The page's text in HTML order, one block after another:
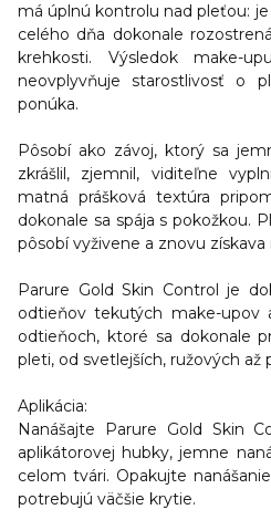
má úplnú kontrolu nad pleťou:
celého dňa dokonale
krehkosti. Výsledok make-
neovplyvňuje starostlivosť o
ponúka.
Pôsobí ako závoj, ktorý sa
zkrášlil, zjemnil, viditeľne
matná prášková textúra
dokonale sa spája s pokožkou.
pôsobí vyživene a znovu získava
Parure Gold Skin Control je
odtieňov tekutých make-upov
odtieňoch, ktoré sa dokonale
pleti, od svetlejších, ružových
Aplikácia:
Nanášajte Parure Gold Skin
aplikátorovej hubky, jemne
celom tvári. Opakujte
potrebujú väčšie krytie.